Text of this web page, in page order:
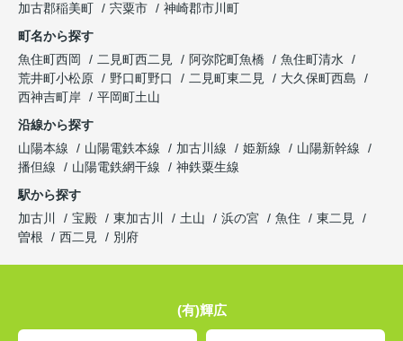
加古郡稲美町
宍粟市
神崎郡市川町
町名から探す
魚住町西岡
二見町西二見 阿弥陀町魚橋
魚住町清水
荒井町小松原
野口町野口 二見町東二見
大久保町西島
西神吉町岸
平岡町土山
沿線から探す
山陽本線
山陽電鉄本線 加古川線 姫新線
山陽新幹線
播但線
山陽電鉄網干線
神鉄粟生線
駅から探す
加古川
宝殿 東加古川 土山 浜の宮 魚住
東二見
曽根
西二見 別府
(有)輝広